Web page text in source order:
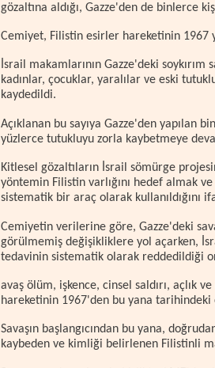
gözaltına aldığı, Gazze'den de binlerce
Cemiyet, Filistin esirler hareketinin 1967
İsrail makamlarının Gazze'deki soykırım
kadınlar, çocuklar, yaralılar ve eski
kaydedildi.
Açıklanan bu sayıya Gazze'den yapılan
yüzlerce tutukluyu zorla kaybetmeye
Kitlesel gözaltıların İsrail sömürge
yöntemin Filistin varlığını hedef almak
sistematik bir araç olarak kullanıldığını
Cemiyetin verilerine göre, Gazze'deki
görülmemiş değişikliklere yol açarken,
tedavinin sistematik olarak reddedildiği
avaş ölüm, işkence, cinsel saldırı, açlık
hareketinin 1967'den bu yana
Savaşın başlangıcından bu yana,
kaybeden ve kimliği belirlenen Filistinli